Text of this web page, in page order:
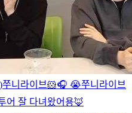
쭈니라이브🐹🎧 😭쭈니라이브
어 잘 다녀왔어용🦊